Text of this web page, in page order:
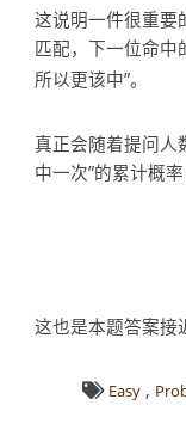
这说明一件很重要
匹配，下一位命中
所以更该中”。
真正会随着提问人
中一次”的累计概率
这也是本题答案接
Easy,